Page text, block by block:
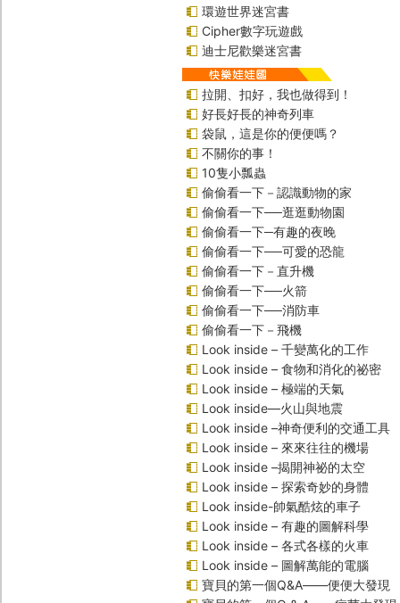
環遊世界迷宮書
Cipher數字玩遊戲
迪士尼歡樂迷宮書
拉開、扣好，我也做得到！
好長好長的神奇列車
袋鼠，這是你的便便嗎？
不關你的事！
10隻小瓢蟲
偷偷看一下－認識動物的家
偷偷看一下──逛逛動物園
偷偷看一下─有趣的夜晚
偷偷看一下──可愛的恐龍
偷偷看一下－直升機
偷偷看一下──火箭
偷偷看一下──消防車
偷偷看一下－飛機
Look inside – 千變萬化的工作
Look inside – 食物和消化的祕密
Look inside – 極端的天氣
Look inside—火山與地震
Look inside –神奇便利的交通工具
Look inside – 來來往往的機場
Look inside –揭開神祕的太空
Look inside – 探索奇妙的身體
Look inside-帥氣酷炫的車子
Look inside – 有趣的圖解科學
Look inside – 各式各樣的火車
Look inside – 圖解萬能的電腦
寶貝的第一個Q&A――便便大發現